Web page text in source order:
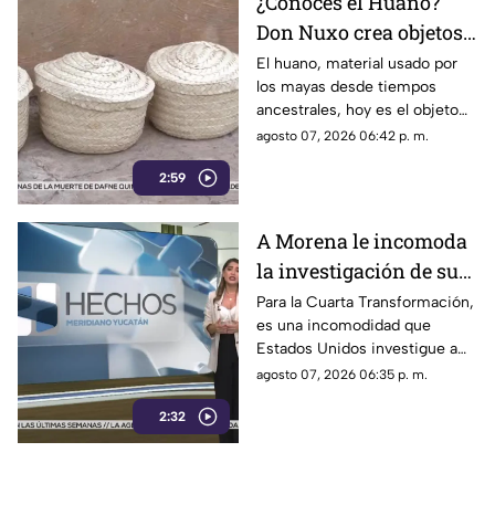
2:59
Don Nuxo crea objetos
a partir de este material
ancestral en Yucatán
(+Video)
El huano, material usado por
los mayas desde tiempos
ancestrales, hoy es el objeto
de trabajo para don Nuxo.
agosto 07, 2026 06:42 p. m.
2:32
A Morena le incomoda
la investigación de sus
funcionarios por parte
de EU
Para la Cuarta Transformación,
es una incomodidad que
Estados Unidos investigue a
sus políticos y que lo haga
agosto 07, 2026 06:35 p. m.